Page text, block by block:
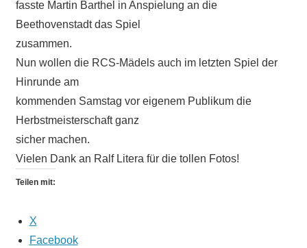
fasste Martin Barthel in Anspielung an die
Beethovenstadt das Spiel
zusammen.
Nun wollen die RCS-Mädels auch im letzten Spiel der
Hinrunde am
kommenden Samstag vor eigenem Publikum die
Herbstmeisterschaft ganz
sicher machen.
Vielen Dank an Ralf Litera für die tollen Fotos!
Teilen mit:
X
Facebook